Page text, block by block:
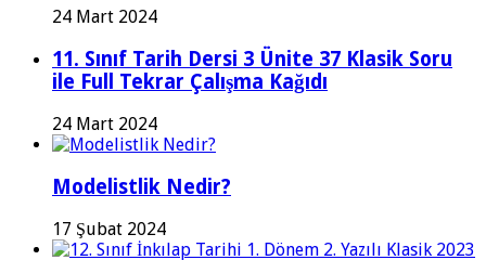
24 Mart 2024
11. Sınıf Tarih Dersi 3 Ünite 37 Klasik Soru
ile Full Tekrar Çalışma Kağıdı
24 Mart 2024
Modelistlik Nedir?
17 Şubat 2024